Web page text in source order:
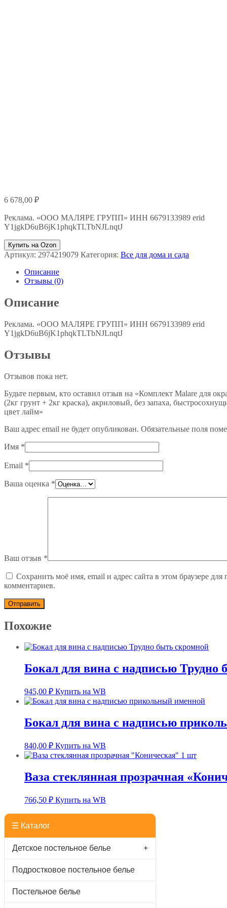
6 678,00 ₽
Реклама. «ООО МАЛЯРЕ ГРУПП» ИНН 6679133989 erid
Y1jgkD6uB6jK1phqkTLTbNJLnqtJ
Купить на Ozon
Артикул: 2974219079 Категория: Все для дома и сада
Описание
Отзывы (0)
Описание
Реклама. «ООО МАЛЯРЕ ГРУПП» ИНН 6679133989 erid
Y1jgkD6uB6jK1phqkTLTbNJLnqtJ
Отзывы
Отзывов пока нет.
Будьте первым, кто оставил отзыв на «Комплект Malare для
(2кг грунт + 2кг краска), акриловый, без запаха,
цвет лайм»
Ваш адрес email не будет опубликован. Обязательные поля
Имя *
Email *
Ваша оценка *
Ваш отзыв *
Сохранить моё имя, email и адрес сайта в этом браузере
комментариев.
Похожие
Бокал для вина с надписью Трудно
945,00 ₽ Купить на WB
Бокал для вина с надписью
840,00 ₽ Купить на WB
Ваза стеклянная прозрачная
766,50 ₽ Купить на WB
☰ Каталог
Детское постельное белье +
Подростковое постельное белье
Постельное белье